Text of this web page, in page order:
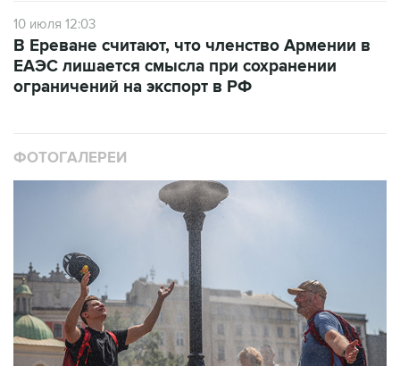
10 июля 12:03
В Ереване считают, что членство Армении в
ЕАЭС лишается смысла при сохранении
ограничений на экспорт в РФ
ФОТОГАЛЕРЕИ